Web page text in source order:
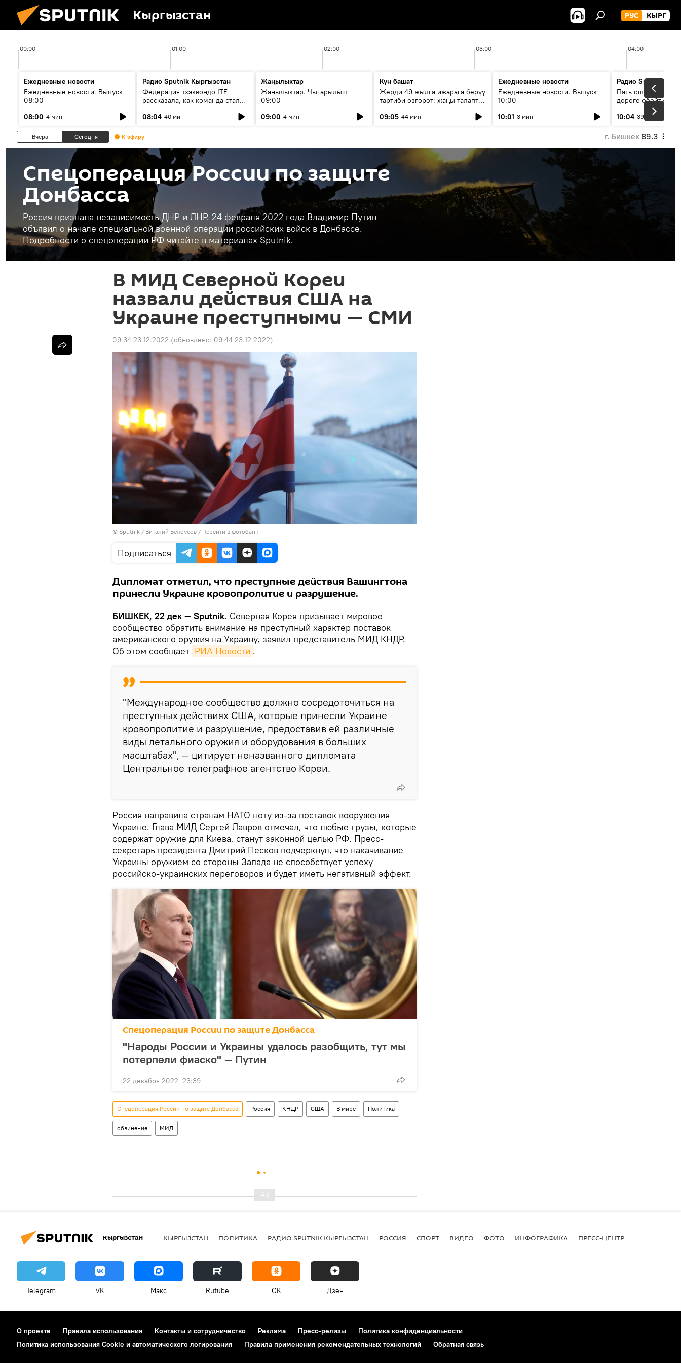
Кыргызстан РУС КЫРГ
00:00 01:00 02:00 03:00 04:00
Ежедневные новости
Ежедневные новости. Выпуск
08:00
08:00 4 мин
Радио Sputnik Кыргызстан
Федерация тхэквондо ITF
рассказала, как команда стала
08:04 40 мин
Жаңылыктар
Жаңылыктар. Чыгарылыш
09:00
09:00 4 мин
Күн башат
Жерди 49 жылга ижарага берүү
тартиби өзгөрөт: жаңы талаптар
09:05 44 мин
Ежедневные новости
Ежедневные новости. Выпуск
10:00
10:01 3 мин
Радио Sputnik
Пять ошибок
дорого обойтись
10:04 39 мин
Вчера Сегодня К эфиру г. Бишкек 89.3
Спецоперация России по защите
Донбасса
Россия признала независимость ДНР и ЛНР. 24 февраля 2022 года Владимир Путин
объявил о начале специальной военной операции российских войск в Донбассе.
Подробности о спецоперации РФ читайте в материалах Sputnik.
В МИД Северной Кореи
назвали действия США на
Украине преступными — СМИ
09:34 23.12.2022 (обновлено: 09:44 23.12.2022)
© Sputnik / Виталий Белоусов / Перейти в фотобанк
Подписаться
Дипломат отметил, что преступные действия Вашингтона
принесли Украине кровопролитие и разрушение.
БИШКЕК, 22 дек — Sputnik. Северная Корея призывает мировое
сообщество обратить внимание на преступный характер поставок
американского оружия на Украину, заявил представитель МИД КНДР.
Об этом сообщает РИА Новости .
"Международное сообщество должно сосредоточиться на
преступных действиях США, которые принесли Украине
кровопролитие и разрушение, предоставив ей различные
виды летального оружия и оборудования в больших
масштабах", — цитирует неназванного дипломата
Центральное телеграфное агентство Кореи.
Россия направила странам НАТО ноту из-за поставок вооружения
Украине. Глава МИД Сергей Лавров отмечал, что любые грузы, которые
содержат оружие для Киева, станут законной целью РФ. Пресс-
секретарь президента Дмитрий Песков подчеркнул, что накачивание
Украины оружием со стороны Запада не способствует успеху
российско-украинских переговоров и будет иметь негативный эффект.
Спецоперация России по защите Донбасса
"Народы России и Украины удалось разобщить, тут мы
потерпели фиаско" — Путин
22 декабря 2022, 23:39
Спецоперация России по защите Донбасса Россия КНДР США В мире Политика
обвинение МИД
Кыргызстан КЫРГЫЗСТАН ПОЛИТИКА РАДИО SPUTNIK КЫРГЫЗСТАН РОССИЯ СПОРТ ВИДЕО ФОТО ИНФОГРАФИКА ПРЕСС-ЦЕНТР
Telegram VK Макс Rutube OK Дзен
О проекте Правила использования Контакты и сотрудничество Реклама Пресс-релизы
Политика конфиденциальности
Политика использования Cookie и автоматического логирования
Правила применения рекомендательных технологий Обратная связь